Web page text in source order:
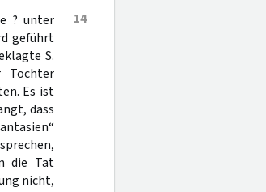
14
? unter
geführt
S.
Tochter
Es ist
dass
die Tat
nicht,